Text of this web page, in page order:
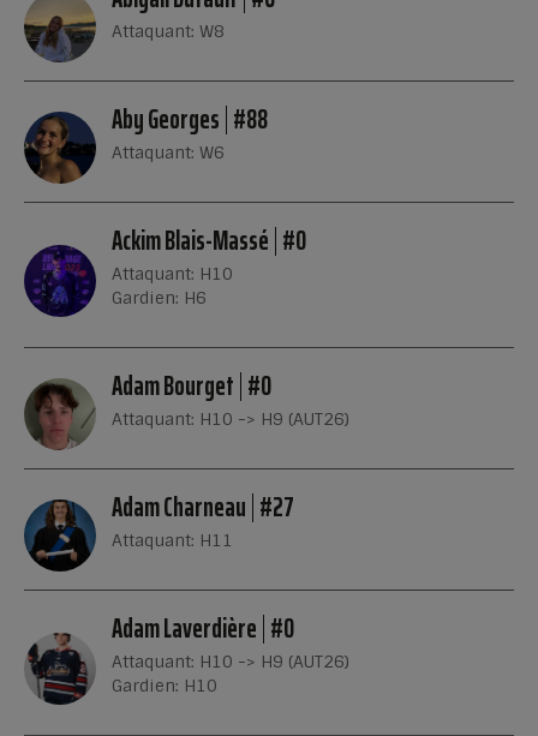
Attaquant: W8
Aby Georges #88
Attaquant: W6
Ackim Blais-Massé #0
Attaquant: H10
Gardien: H6
Adam Bourget #0
Attaquant: H10 -> H9 (AUT26)
Adam Charneau #27
Attaquant: H11
Adam Laverdière #0
Attaquant: H10 -> H9 (AUT26)
Gardien: H10